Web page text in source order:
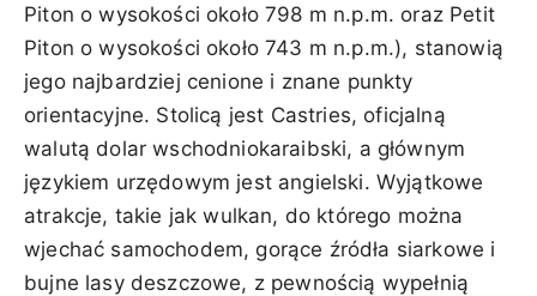
Piton o wysokości około 798 m n.p.m. oraz Petit
Piton o wysokości około 743 m n.p.m.), stanowią
jego najbardziej cenione i znane punkty
orientacyjne. Stolicą jest Castries, oficjalną
walutą dolar wschodniokaraibski, a głównym
językiem urzędowym jest angielski. Wyjątkowe
atrakcje, takie jak wulkan, do którego można
wjechać samochodem, gorące źródła siarkowe i
bujne lasy deszczowe, z pewnością wypełnią